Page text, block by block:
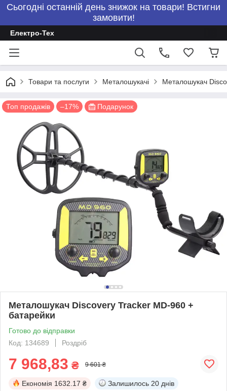
Сьогодні останній день знижок на товари! Встигни
замовити!
Електро-Тех
Товари та послуги Металошукачі Металошукач
Топ продажів –17% Подарунок
Металошукач Discovery Tracker MD-960 +
батарейки
Готово до відправки
Код: 134689
Роздріб
7 968,83 ₴ 9 601 ₴
Економія 1632.17 ₴ Залишилось 20 днів